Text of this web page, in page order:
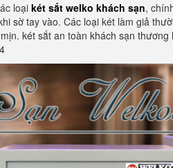
loại két sắt welko khách sạn,
sờ tay vào. Các loại két làm giả
két sắt an toàn khách sạn